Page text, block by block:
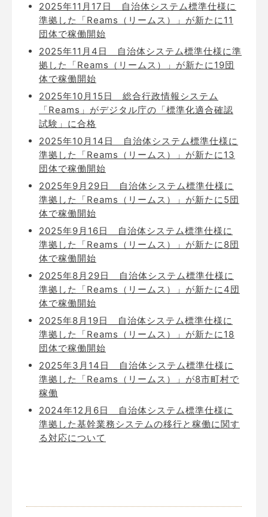
2025年11月17日
自治体システム標準仕様に
準拠した「Reams（リームス）」が新たに11
団体で稼働開始
2025年11月4日
自治体システム標準仕様に準
拠した「Reams（リームス）」が新たに19団
体で稼働開始
2025年10月15日 総合行政情報システム
「Reams」がデジタル庁の「標準化適合確認
試験」に合格
2025年10月14日
自治体システム標準仕様に
準拠した「Reams（リームス）」が新たに13
団体で稼働開始
2025年9月29日
自治体システム標準仕様に
準拠した「Reams（リームス）」が新たに5団
体で稼働開始
2025年9月16日
自治体システム標準仕様に
準拠した「Reams（リームス）」が新たに8団
体で稼働開始
2025年8月29日
自治体システム標準仕様に
準拠した「Reams（リームス）」が新たに4団
体で稼働開始
2025年8月19日
自治体システム標準仕様に
準拠した「Reams（リームス）」が新たに18
団体で稼働開始
2025年3月14日
自治体システム標準仕様に
準拠した「Reams（リームス）」が8市町村で
稼働
2024年12月6日
自治体システム標準仕様に
準拠した基幹業務システムの移行と稼働に関す
る対応について